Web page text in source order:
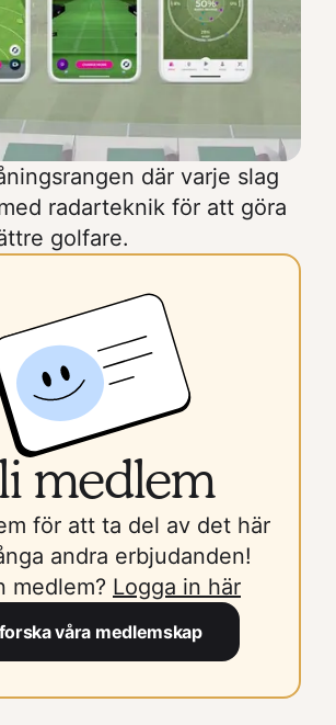
där varje slag
radarteknik för att göra
golfare.
medlem
för att ta del av det här
andra erbjudanden!
medlem? Logga in här
våra medlemskap